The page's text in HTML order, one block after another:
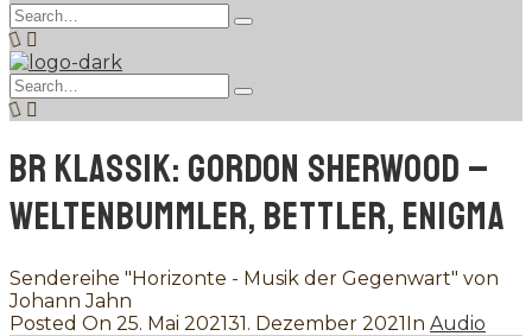
Search
for:
Type
Search
for:
Type
enter
BR KLASSIK: GORDON SHERWOOD –
WELTENBUMMLER, BETTLER, ENIGMA
Sendereihe "Horizonte - Musik der Gegenwart" von
Johann Jahn
Posted On 25. Mai 202131. Dezember 2021In Audio